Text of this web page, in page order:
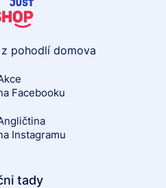
pohodlí domova
Facebooku
Instagramu
tady